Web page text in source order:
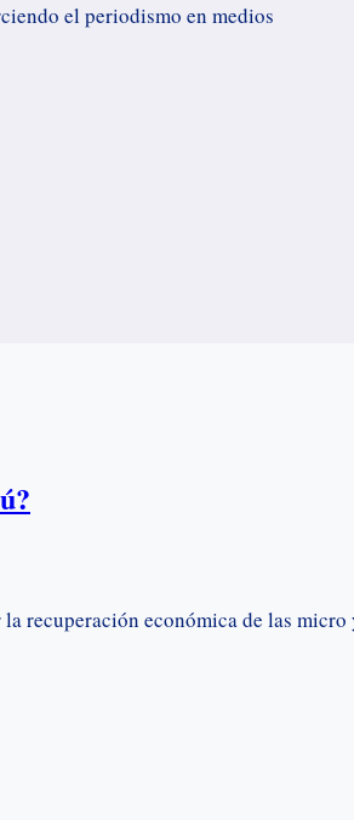
el periodismo en medios
recuperación económica de las micro